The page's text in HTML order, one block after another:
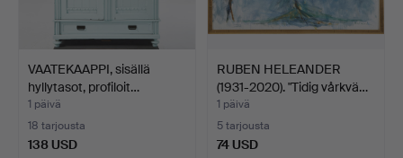
VAATEKAAPPI, sisällä
hyllytasot, profiloit…
1 päivä
18 tarjousta
138 USD
RUBEN HELEANDER
(1931-2020). "Tidig vårkvä…
1 päivä
5 tarjousta
74 USD